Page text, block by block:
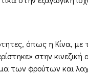
όπως η Κίνα, με
στην κινεζική
των φρούτων και